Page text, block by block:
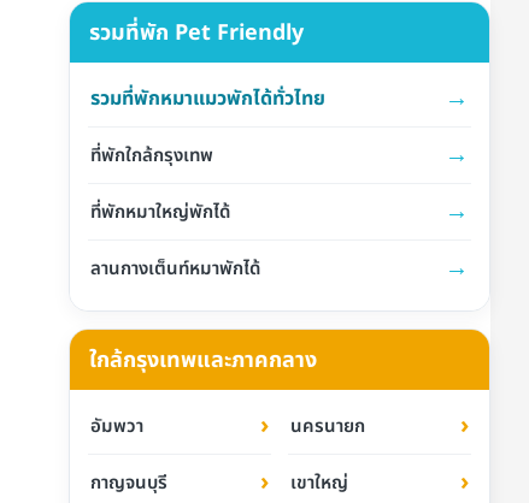
รวมที่พัก Pet Friendly
รวมที่พักหมาแมวพักได้ทั่วไทย →
ที่พักใกล้กรุงเทพ →
ที่พักหมาใหญ่พักได้ →
ลานกางเต็นท์หมาพักได้ →
ใกล้กรุงเทพและภาคกลาง
อัมพวา › นครนายก ›
กาญจนบุรี › เขาใหญ่ ›